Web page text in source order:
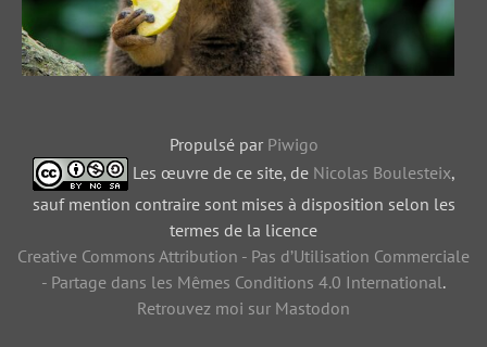
Propulsé par Piwigo
Les œuvre de ce site, de Nicolas Boulesteix,
sauf mention contraire sont mises à disposition selon les
termes de la licence
Creative Commons Attribution - Pas d’Utilisation Commerciale
- Partage dans les Mêmes Conditions 4.0 International.
Retrouvez moi sur Mastodon